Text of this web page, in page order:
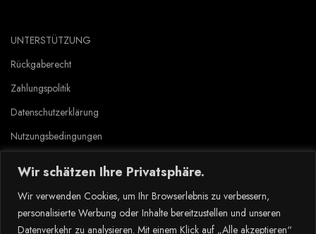
Wir schätzen Ihre Privatsphäre.
Wir verwenden Cookies, um Ihr Browserlebnis zu verbessern,
personalisierte Werbung oder Inhalte bereitzustellen und unseren
Datenverkehr zu analysieren. Mit einem Klick auf „Alle akzeptieren“
UNTERSTÜTZUNG
Rückgaberecht
Zahlungspolitik
Datenschutzerklärung
Nutzungsbedingungen
Copyright © 2023 Tlyard de. all rights reserved.